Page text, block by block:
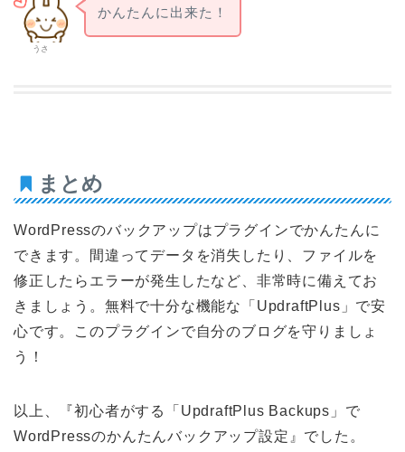
うさ
かんたんに出来た！
まとめ
WordPressのバックアップはプラグインでかんたんに
できます。間違ってデータを消失したり、ファイルを
修正したらエラーが発生したなど、非常時に備えてお
きましょう。無料で十分な機能な「UpdraftPlus」で安
心です。このプラグインで自分のブログを守りましょ
う！
以上、『初心者がする「UpdraftPlus Backups」で
WordPressのかんたんバックアップ設定』でした。